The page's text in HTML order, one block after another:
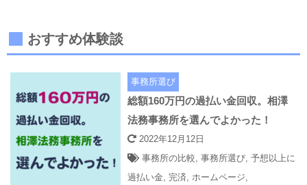
おすすめ体験談
事務所選び
総額160万円の過払い金回収。相澤
法務事務所を選んでよかった！
2022年12月12日
事務所の比較,事務所選び,予想以上に
過払い金, 完済,ホームページ,